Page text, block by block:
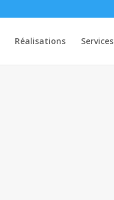
Réalisations Services